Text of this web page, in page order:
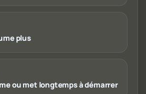
plus
ou met longtemps à démarrer